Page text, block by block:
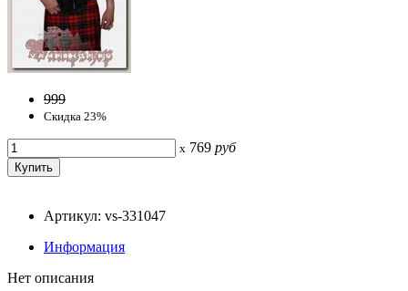
999
Скидка 23%
x 769 руб
Артикул: vs-331047
Информация
Нет описания